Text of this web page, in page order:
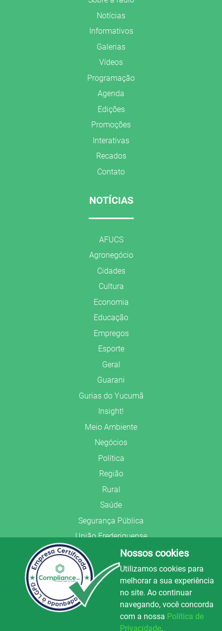
Notícias
Informativos
Galerias
Vídeos
Programação
Agenda
Edições
Promoções
Interativas
Recados
Contato
NOTÍCIAS
AFUCS
Agronegócio
Cidades
Cultura
Economia
Educação
Empregos
Esporte
Geral
Guarani
Gurias do Yucumã
Insight!
Meio Ambiente
Negócios
Política
Região
Rural
Saúde
Segurança Pública
União Frederiquense
© Copyright 2022.LA+.
Todos os direitos reservados.
Preparado no
Nossos cookies
Utilizamos cookies para
melhorar a sua experiência
no site. Ao continuar
navegando, você concorda
com a nossa Política de
Privacidade.